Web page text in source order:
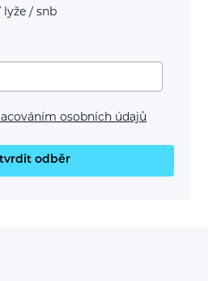
lyže / snb
osobních údajů
odběr